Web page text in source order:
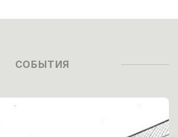
СОБЫТИЯ